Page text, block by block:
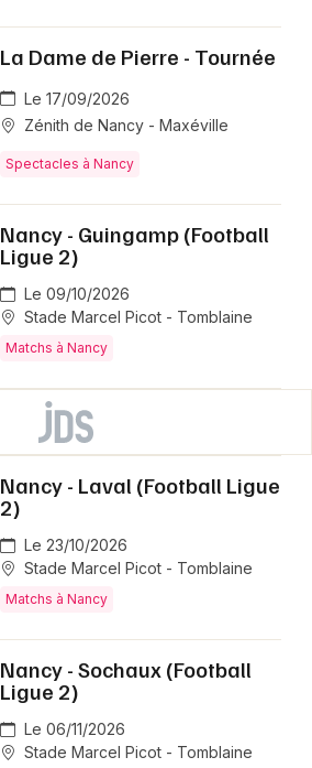
La Dame de Pierre - Tournée
Le 17/09/2026
Zénith de Nancy - Maxéville
Spectacles à Nancy
Nancy - Guingamp (Football
Ligue 2)
Le 09/10/2026
Stade Marcel Picot - Tomblaine
Matchs à Nancy
Nancy - Laval (Football Ligue
2)
Le 23/10/2026
Stade Marcel Picot - Tomblaine
Matchs à Nancy
Nancy - Sochaux (Football
Ligue 2)
Le 06/11/2026
Stade Marcel Picot - Tomblaine